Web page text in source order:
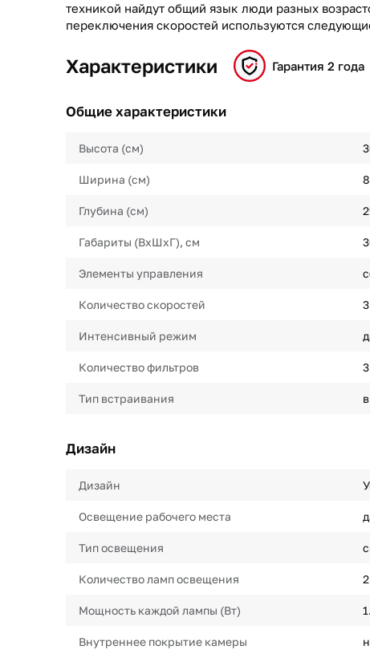
техникой найдут общий язык люди разных
переключения скоростей используются
Характеристики Гарантия 2 года
Общие характеристики
Высота (см)
Ширина (см)
Глубина (см)
Габариты (ВхШхГ), см
Элементы управления
Количество скоростей 3
Интенсивный режим
Количество фильтров 3
Тип встраивания
Дизайн
Дизайн
Освещение рабочего места
Тип освещения
Количество ламп освещения 2
Мощность каждой лампы (Вт)
Внутреннее покрытие камеры